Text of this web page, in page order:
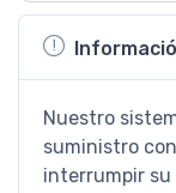
Nuestro
suministro
interrumpir